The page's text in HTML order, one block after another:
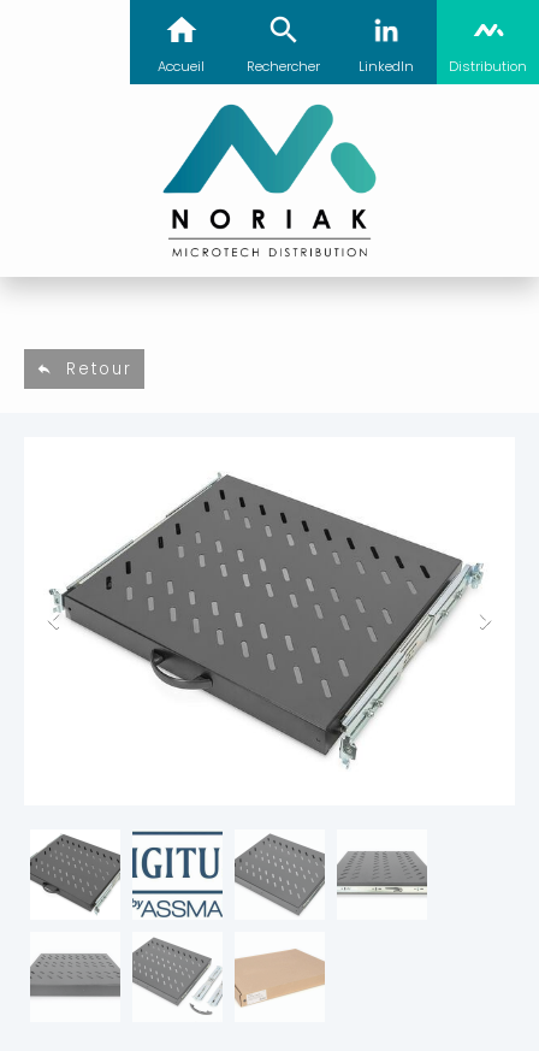
Accueil Rechercher LinkedIn Distribution
Retour